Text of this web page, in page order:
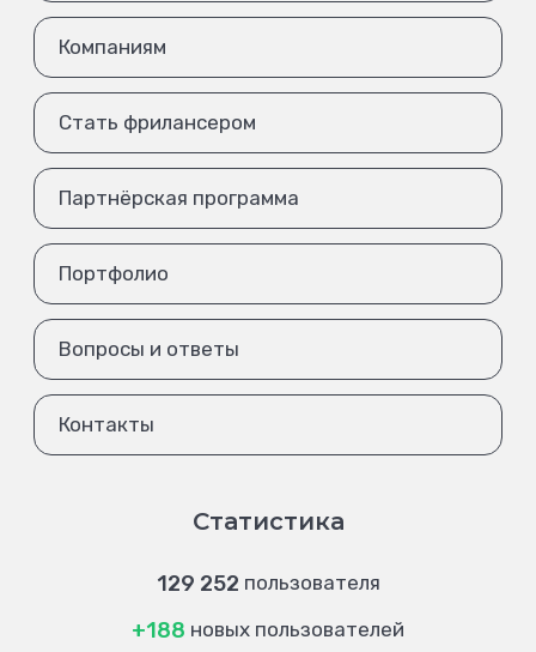
Компаниям
Стать фрилансером
Партнёрская программа
Портфолио
Вопросы и ответы
Контакты
Статистика
129 252 пользователя
+188 новых пользователей